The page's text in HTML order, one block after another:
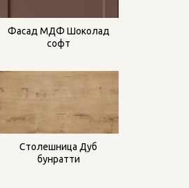
Фасад МДФ Шоколад
софт
Столешница Дуб
бунратти